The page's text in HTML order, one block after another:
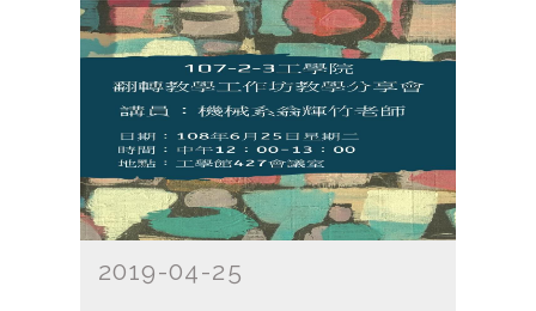
2019-04-25